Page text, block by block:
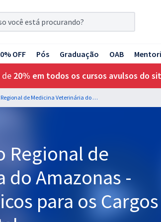
OFF Pós Graduação OAB
de 20% em todos os cursos avulsos do
CRMV AM - Conselho Regional de Medicina Veterinária do Amazonas - Conhecimentos Básicos para os Cargos de Nível Fundamental
Regional de
do Amazonas -
para os Cargos